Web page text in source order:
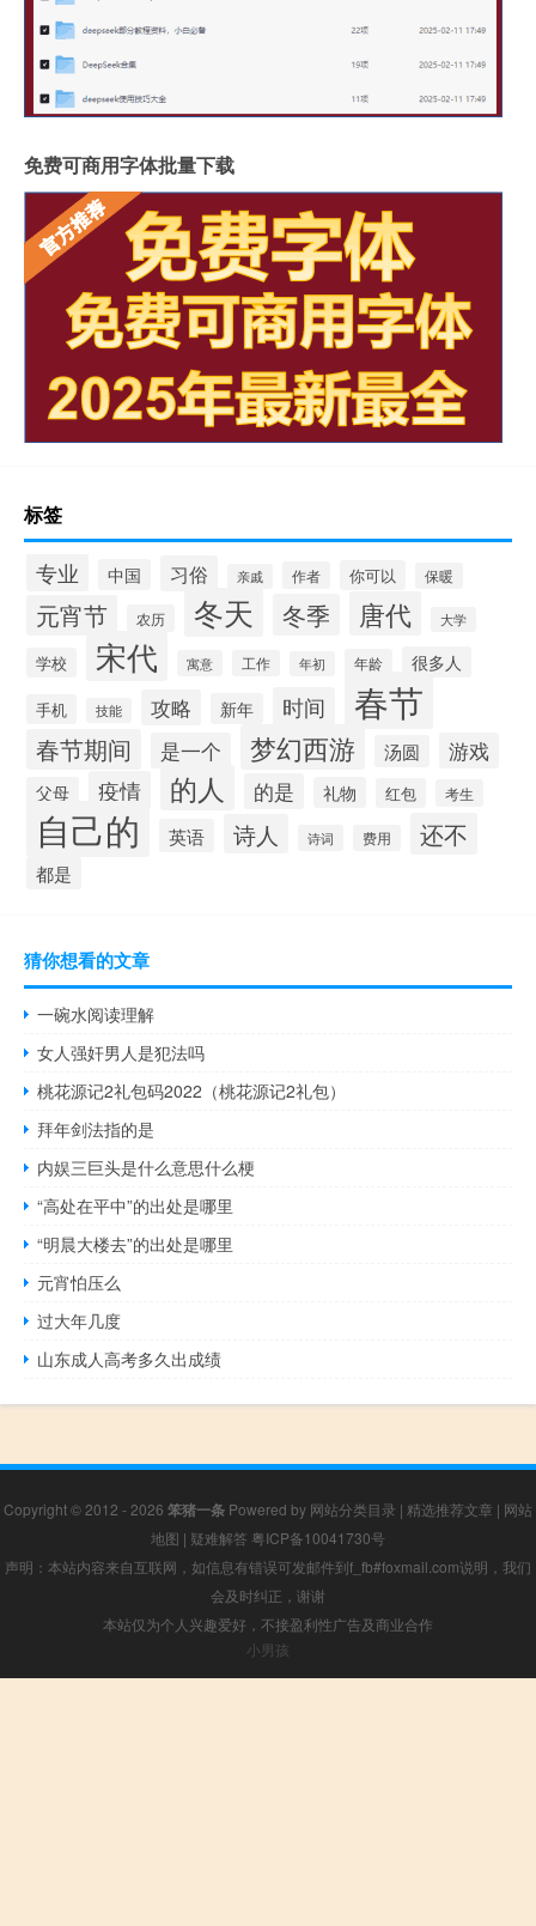
免费可商用字体批量下载
标签
专业 中国 习俗 亲戚 作者 你可以 保暖
元宵节 农历 冬天 冬季 唐代 大学
学校 宋代 寓意 工作 年初 年龄 很多人
手机 技能 攻略 新年 时间 春节
春节期间 是一个 梦幻西游 汤圆 游戏
父母 疫情 的人 的是 礼物 红包 考生
自己的 英语 诗人 诗词 费用 还不
都是
猜你想看的文章
一碗水阅读理解
女人强奸男人是犯法吗
桃花源记2礼包码2022（桃花源记2礼包）
拜年剑法指的是
内娱三巨头是什么意思什么梗
“高处在平中”的出处是哪里
“明晨大楼去”的出处是哪里
元宵怕压么
过大年几度
山东成人高考多久出成绩
Copyright © 2012 - 2026 笨猪一条 Powered by 网站分类目录 | 精选推荐文章 | 网站
地图 | 疑难解答 粤ICP备10041730号
声明：本站内容来自互联网，如信息有错误可发邮件到f_fb#foxmail.com说明，我们
会及时纠正，谢谢
本站仅为个人兴趣爱好，不接盈利性广告及商业合作
小男孩